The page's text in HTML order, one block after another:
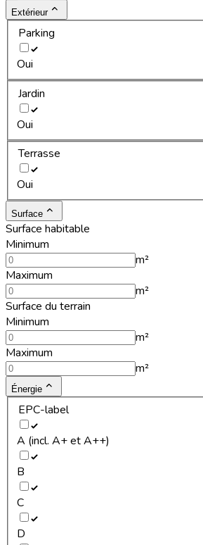
Extérieur
Parking
Oui
Jardin
Oui
Terrasse
Oui
Surface
Surface habitable
Minimum
m²
Maximum
m²
Surface du terrain
Minimum
m²
Maximum
m²
Énergie
EPC-label
A (incl. A+ et A++)
B
C
D